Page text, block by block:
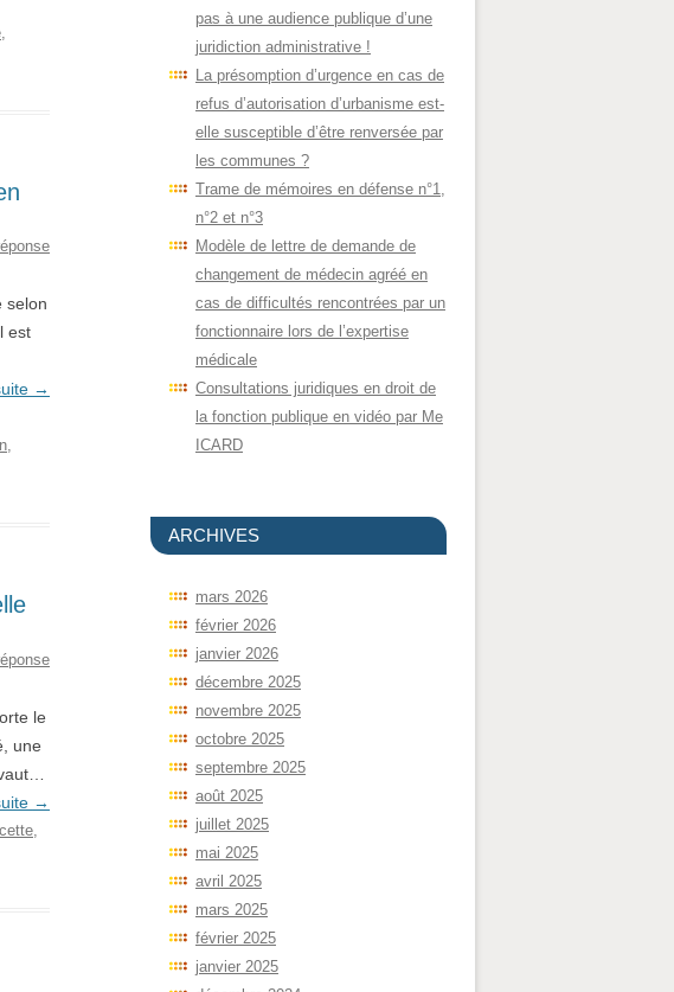
,
selon
est
→
,
le
une
→
pas à une audience publique d’une
juridiction administrative !
La présomption d’urgence en cas de
refus d’autorisation d’urbanisme est-
elle susceptible d’être renversée par
les communes ?
Trame de mémoires en défense n°1,
n°2 et n°3
Modèle de lettre de demande de
changement de médecin agréé en
cas de difficultés rencontrées par un
fonctionnaire lors de l’expertise
médicale
Consultations juridiques en droit de
la fonction publique en vidéo par Me
ICARD
ARCHIVES
mars 2026
février 2026
janvier 2026
décembre 2025
novembre 2025
octobre 2025
septembre 2025
août 2025
juillet 2025
mai 2025
avril 2025
mars 2025
février 2025
janvier 2025